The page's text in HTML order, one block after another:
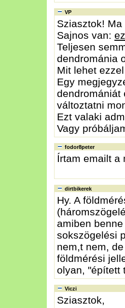
VP
Sziasztok! Ma
Sajnos van: ez
Teljesen
dendrománia
Mit lehet
Egy
dendromániát
változtatni
Ezt valaki
Vagy
fodor8peter
Írtam emailt a
dirtbikerek
Hy. A
amiben
sokszögelési
nem,t nem,
földmérési
olyan, "épített
Viczi
Sziasztok,